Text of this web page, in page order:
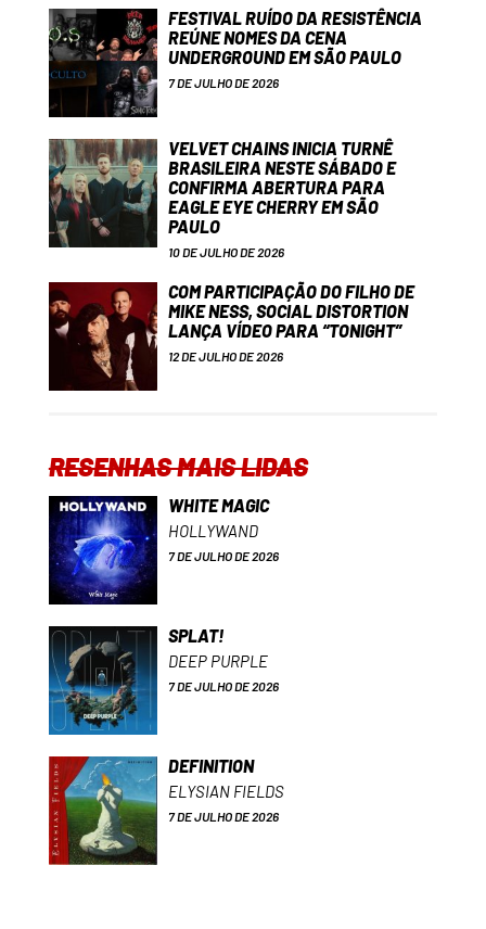
FESTIVAL RUÍDO DA RESISTÊNCIA
REÚNE NOMES DA CENA
UNDERGROUND EM SÃO PAULO
7 DE JULHO DE 2026
VELVET CHAINS INICIA TURNÊ
BRASILEIRA NESTE SÁBADO E
CONFIRMA ABERTURA PARA
EAGLE EYE CHERRY EM SÃO
PAULO
10 DE JULHO DE 2026
COM PARTICIPAÇÃO DO FILHO DE
MIKE NESS, SOCIAL DISTORTION
LANÇA VÍDEO PARA “TONIGHT”
12 DE JULHO DE 2026
RESENHAS MAIS LIDAS
WHITE MAGIC
HOLLYWAND
7 DE JULHO DE 2026
SPLAT!
DEEP PURPLE
7 DE JULHO DE 2026
DEFINITION
ELYSIAN FIELDS
7 DE JULHO DE 2026